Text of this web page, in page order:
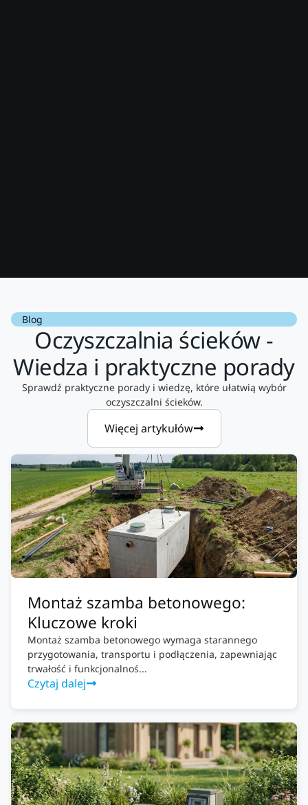
Blog
Oczyszczalnia ścieków -
Wiedza i praktyczne porady
Sprawdź praktyczne porady i wiedzę, które ułatwią wybór
oczyszczalni ścieków.
Więcej artykułów
Montaż szamba betonowego:
Kluczowe kroki
Montaż szamba betonowego wymaga starannego
przygotowania, transportu i podłączenia, zapewniając
trwałość i funkcjonalnoś...
Czytaj dalej